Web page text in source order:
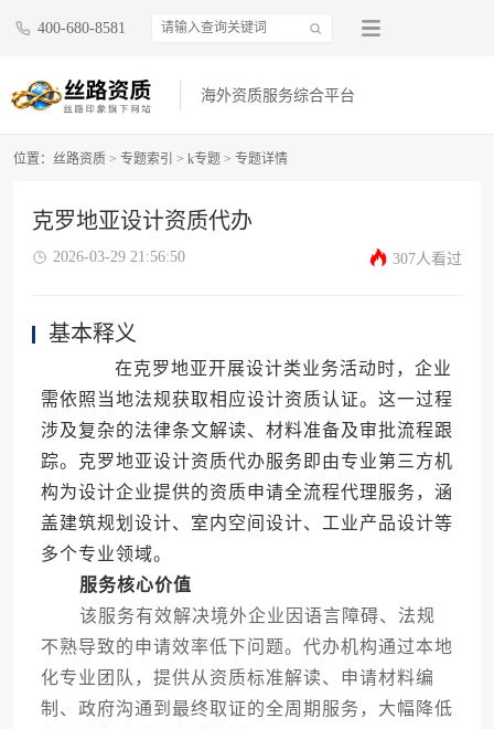
400-680-8581
海外资质服务综合平台
位置： 丝路资质 > 专题索引 > k专题 > 专题详情
克罗地亚设计资质代办
2026-03-29 21:56:50 307人看过
基本释义
在克罗地亚开展设计类业务活动时，企业
需依照当地法规获取相应设计资质认证。这一过程
涉及复杂的法律条文解读、材料准备及审批流程跟
踪。克罗地亚设计资质代办服务即由专业第三方机
构为设计企业提供的资质申请全流程代理服务，涵
盖建筑规划设计、室内空间设计、工业产品设计等
多个专业领域。
服务核心价值
该服务有效解决境外企业因语言障碍、法规
不熟导致的申请效率低下问题。代办机构通过本地
化专业团队，提供从资质标准解读、申请材料编
制、政府沟通到最终取证的全周期服务，大幅降低